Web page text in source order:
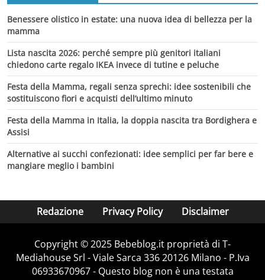
Benessere olistico in estate: una nuova idea di bellezza per la
mamma
Lista nascita 2026: perché sempre più genitori italiani
chiedono carte regalo IKEA invece di tutine e peluche
Festa della Mamma, regali senza sprechi: idee sostenibili che
sostituiscono fiori e acquisti dell’ultimo minuto
Festa della Mamma in Italia, la doppia nascita tra Bordighera e
Assisi
Alternative ai succhi confezionati: idee semplici per far bere e
mangiare meglio i bambini
Redazione Privacy Policy Disclaimer
Copyright © 2025 Bebeblog.it proprietà di T-
Mediahouse Srl - Viale Sarca 336 20126 Milano - P.Iva
06933670967 - Questo blog non è una testata